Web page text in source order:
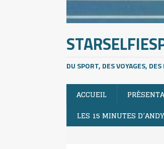
DU SPORT, DES VOYAGES,
ACCUEIL
LES 15 MINUTES